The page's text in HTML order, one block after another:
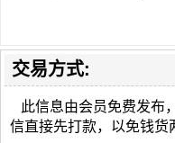
交易方式:
此信息由会员免费发布
信直接先打款，以免钱货